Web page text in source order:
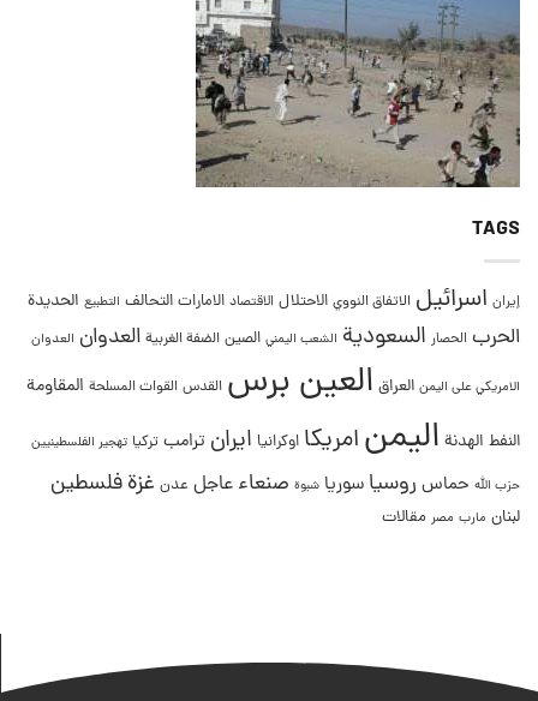
TAGS
إيران اسرائيل الاتفاق النووي الاحتلال الاقتصاد الامارات التحالف التطبيع الحديدة
الحرب الحصار السعودية الشعب اليمني الصين الضفة الغربية العدوان العدوان
الامريكي على اليمن العراق العين برس القدس القوات المسلحة المقاومة
النفط الهدنة اليمنامريكا اوكرانيا ايران ترامب تركيا تهجير الفلسطينيين
حزب الله حماس روسيا سوريا شبوة صنعاء عاجل عدن غزةفلسطين
لبنان مارب مصر مقالات